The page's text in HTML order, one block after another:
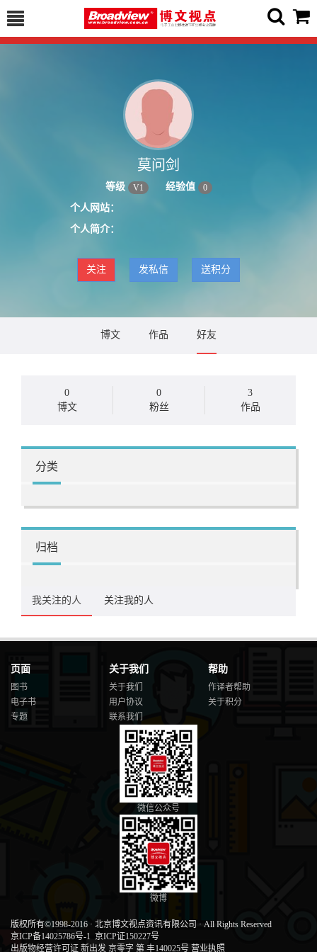
莫问剑
等级 V1 经验值 0
个人网站：
个人简介：
关注 发私信 送积分
博文 作品 好友
0
博文
0
粉丝
3
作品
分类
归档
我关注的人 关注我的人
页面
图书
电子书
专题
关于我们
关于我们
用户协议
联系我们
帮助
作译者帮助
关于积分
微信公众号
微博
版权所有©1998-2016 · 北京博文视点资讯有限公司 · All Rights Reserved
京ICP备14025786号-1 京ICP证150227号
出版物经营许可证 新出发 京零字 第 丰140025号 营业执照